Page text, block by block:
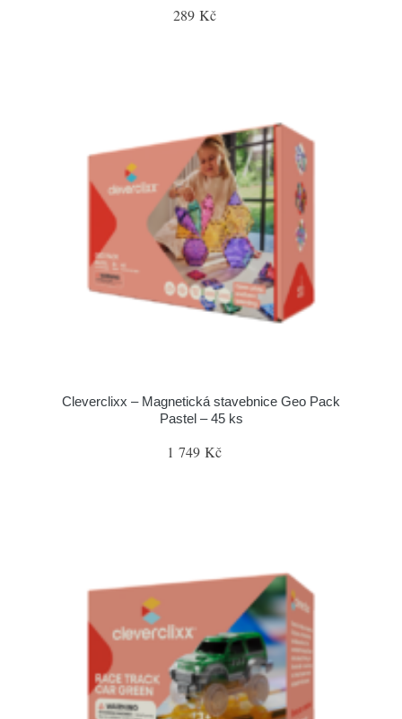
289 Kč
Cleverclixx – Magnetická stavebnice Geo Pack
Pastel – 45 ks
1 749 Kč